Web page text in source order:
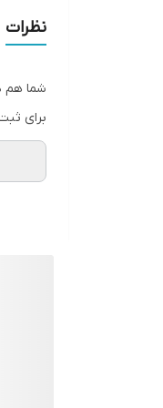
نظرات
شما هم
برای